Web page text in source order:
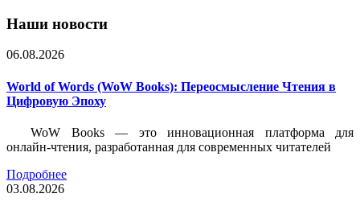
Наши новости
06.08.2026
World of Words (WoW Books): Переосмысление Чтения в
Цифровую Эпоху
WoW Books — это инновационная платформа для
онлайн-чтения, разработанная для современных читателей
Подробнее
03.08.2026